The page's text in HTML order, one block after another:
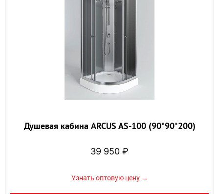
Душевая кабина ARCUS AS-100 (90*90*200)
39 950 ₽
Узнать оптовую цену →